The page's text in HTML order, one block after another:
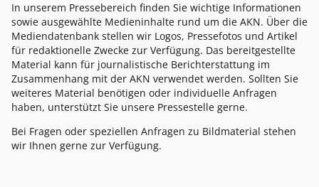
In unserem Pressebereich finden Sie wichtige Informationen
sowie ausgewählte Medieninhalte rund um die AKN. Über die
Mediendatenbank stellen wir Logos, Pressefotos und Artikel
für redaktionelle Zwecke zur Verfügung. Das bereitgestellte
Material kann für journalistische Berichterstattung im
Zusammenhang mit der AKN verwendet werden. Sollten Sie
weiteres Material benötigen oder individuelle Anfragen
haben, unterstützt Sie unsere Pressestelle gerne.
Bei Fragen oder speziellen Anfragen zu Bildmaterial stehen
wir Ihnen gerne zur Verfügung.